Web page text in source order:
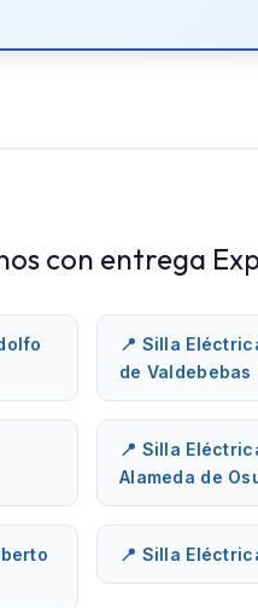
con entrega
📍 Silla
de Valdebebas
📍 Silla
Alameda de
📍 Silla